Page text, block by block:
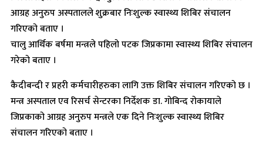
आग्रह अनुरुप अस्पतालले शुक्रबार निःशुल्क स्वास्थ्य शिबिर संचालन
गरिएको बताए ।
चालु आर्थिक बर्षमा मन्त्रले पहिलो पटक जिप्रकामा स्वास्थ्य शिबिर संचालन
गरेको बताए ।
कैदीबन्दी र प्रहरी कर्मचारीहरुका लागि उक्त शिबिर संचालन गरिएको छ ।
मन्त्र अस्पताल एव रिसर्च सेन्टरका निर्देशक डा. गोबिन्द रोकायाले
जिप्रकाको आग्रह अनुरुप मन्त्रले एक दिने निःशुल्क स्वास्थ्य शिबिर
संचालन गरिएको बताए ।